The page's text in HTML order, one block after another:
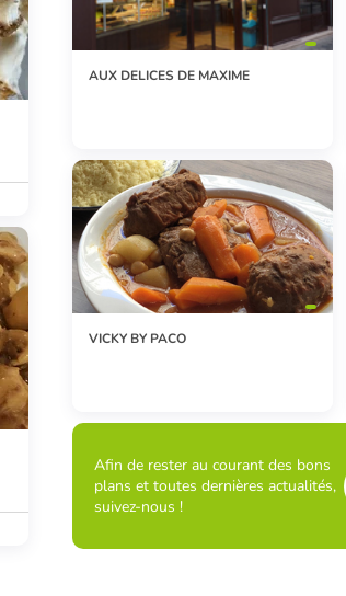
AUX DELICES DE MAXIME
VICKY BY PACO
Afin de rester au courant des bons
plans et toutes dernières actualités,
suivez-nous !